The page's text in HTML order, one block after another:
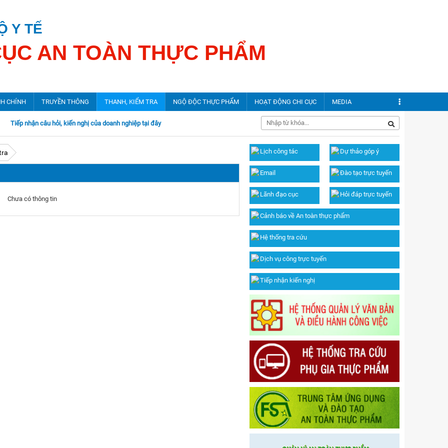
Y TẾ
AN TOÀN THỰC PHẨM
CHÍNH TRUYỀN THÔNG
Đào tạo, tập huấn
Tờ rơi - Tờ gấp
Băng đĩa hình thông điệp
THANH, KIỂM TRA
Kế hoạch thanh, kiểm tra
Xử lý vi phạm ATTP
NGỘ ĐỘC THỰC PHẨM
Phòng ngừa ngộ độc thực phẩm
Báo cáo vụ ngộc độc thực phẩm
HOẠT ĐỘNG CHI CỤC
Tin địa phương
Bảo đảm ATTP địa phương
MEDIA
Hình ảnh
Video
nhận câu hỏi, kiến nghị của doanh nghiệp tại đây
Chưa có thông tin
Lịch công tác Dự thảo góp ý
Email Đào tạo trực tuyến
Lãnh đạo cục Hỏi đáp trực tuyến
Cảnh báo về An toàn thực phẩm
Hệ thống tra cứu
Dịch vụ công trực tuyến
Tiếp nhận kiến nghị